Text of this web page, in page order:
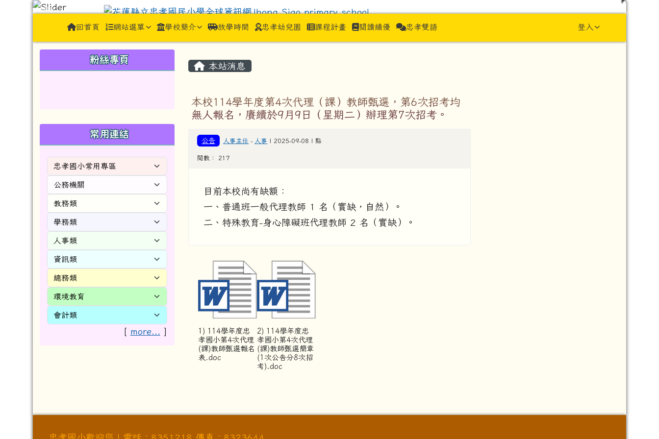
跳至主內容區
花蓮縣立忠孝國民小學全球資訊網Jhong Siao primary school
回首頁 網站選單 學校簡介 放學時間 忠孝幼兒園 課程計畫 閱讀績優 忠孝雙語 登入
左邊區域內容
粉絲專頁
常用連結
[ more... ]
主內容區域
本站消息
本校114學年度第4次代理（課）教師甄選，第6次招考均
無人報名，賡續於9月9日（星期二）辦理第7次招考。
公告 人事主任 - 人事 | 2025-09-08 | 點
閱數： 217
目前本校尚有缺額：
一、普通班一般代理教師 1 名（實缺，自然）。
二、特殊教育-身心障礙班代理教師 2 名（實缺）。
1) 114學年度忠
孝國小第4次代理
(課)教師甄選報名
表.doc
2) 114學年度忠
孝國小第4次代理
(課)教師甄選簡章
(1次公告分8次招
考).doc
頁尾區域